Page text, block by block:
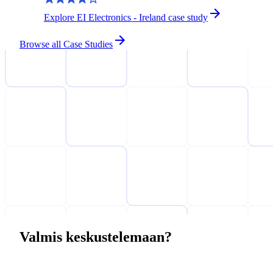
Explore EI Electronics - Ireland case study
Browse all Case Studies
Valmis keskustelemaan?